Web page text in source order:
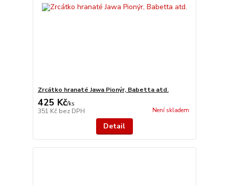
Zrcátko hranaté Jawa Pionýr, Babetta atd.
425 Kč/ks
351 Kč bez DPH Není skladem
Detail